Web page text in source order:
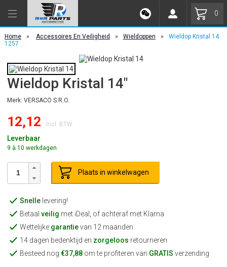
0
Home » Accessoires En Veiligheid » Wieldoppen »
Wieldop Kristal 14
1257
Wieldop Kristal 14"
Merk: VERSACO S.R.O.
12,12 Incl. BTW
Leverbaar
9 à 10 werkdagen
Plaats in winkelwagen
Snellelevering!
Betaal veilig met iDeal, of achteraf met Klarna
Wettelijke garantievan 12 maanden
14 dagen bedenktijd en zorgeloos retourneren
Besteed nog €37,88om te profiteren van GRATIS verzending